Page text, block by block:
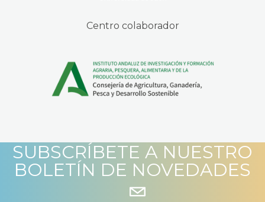
Centro colaborador
SUBSCRÍBETE A NUESTRO
BOLETÍN DE NOVEDADES